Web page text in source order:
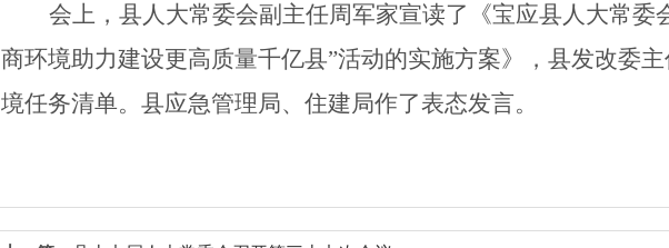
会上， 县人大常委会副主任周军家宣读了《宝应县人大常委
商环境助力建设更高质量千亿县”活动的实施方案》， 县发改委
境任务清单。 县应急管理局、住建局作了表态发言。